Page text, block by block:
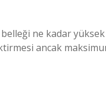
belleği ne kadar
ancak